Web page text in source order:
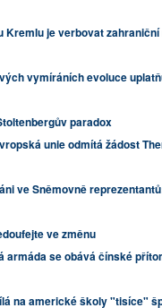
Kremlu je verbovat zahraniční
vymíráních evoluce
paradox
unie odmítá žádost
ve Sněmovně
ve změnu
armáda se obává čínské
na americké školy "tisíce"